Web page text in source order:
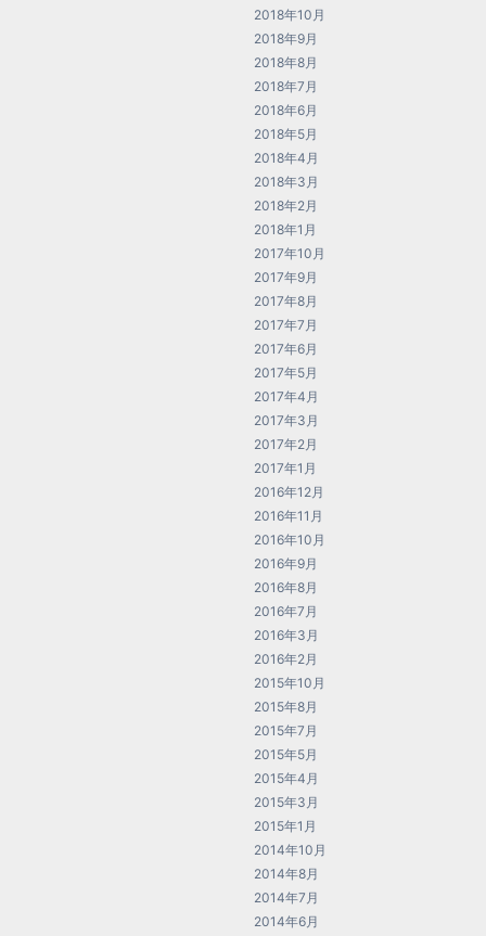
2018年10月
2018年9月
2018年8月
2018年7月
2018年6月
2018年5月
2018年4月
2018年3月
2018年2月
2018年1月
2017年10月
2017年9月
2017年8月
2017年7月
2017年6月
2017年5月
2017年4月
2017年3月
2017年2月
2017年1月
2016年12月
2016年11月
2016年10月
2016年9月
2016年8月
2016年7月
2016年3月
2016年2月
2015年10月
2015年8月
2015年7月
2015年5月
2015年4月
2015年3月
2015年1月
2014年10月
2014年8月
2014年7月
2014年6月